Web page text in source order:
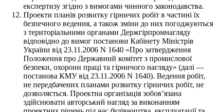
експертизу згідно з вимогами чинного законодавства.
Проекти планів розвитку гірничих робіт в частині їх
безпечного ведення, а також зміни до них погоджуються
з територіальними органами Держгірпромнагляду
відповідно до вимог постанови Кабінету Міністрів
України від 23.11.2006 N 1640 «Про затвердження
Положення про Державний комітет з промислової
безпеки, охорони праці та гірничого нагляду» (далі —
постанова КМУ від 23.11.2006 N 1640). Ведення робіт,
не передбачених планами розвитку гірничих робіт, не
дозволяється. Проектна організація зобов’язана
здійснювати авторський нагляд за виконанням